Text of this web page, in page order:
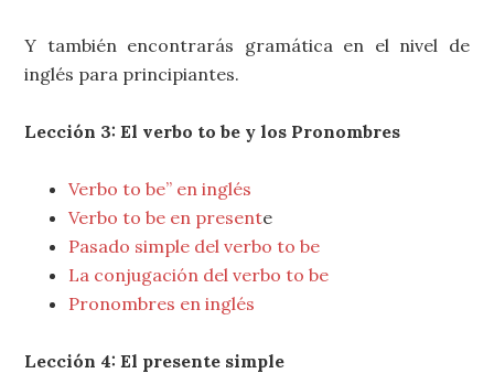
Y también encontrarás gramática en el nivel de
inglés para principiantes.
Lección 3: El verbo to be y los Pronombres
Verbo to be” en inglés
Verbo to be en presente
Pasado simple del verbo to be
La conjugación del verbo to be
Pronombres en inglés
Lección 4: El presente simple